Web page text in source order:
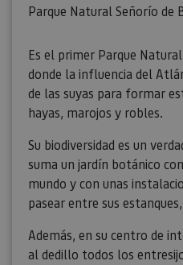
Parque Natural Señorío de
Es el primer Parque
donde la influencia del
de las suyas para formar
hayas, marojos y robles.
Su biodiversidad es un
suma un jardín botánico
mundo y con unas
pasear entre sus
Además, en su centro de
al dedillo todos los